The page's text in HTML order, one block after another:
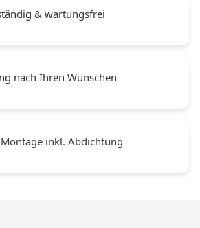
& wartungsfrei
nach Ihren Wünschen
inkl. Abdichtung